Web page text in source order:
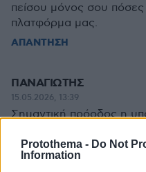
Protothema - Do Not
Information
πείσου μόνος σου
πλατφόρμα μας.
ΑΠΑΝΤΗΣΗ
ΠΑΝΑΓΙΩΤΗΣ
15.05.2026, 13:39
Σημαντική πρόοδος η
νωρίτερα ώστε οι
πάνε και να έχουν το
Επιπλέον, μήπως η